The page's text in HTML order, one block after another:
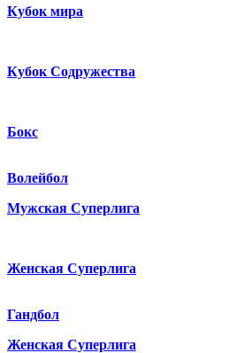
Кубок мира
Кубок Содружества
Бокс
Волейбол
Мужская Суперлига
Женская Суперлига
Гандбол
Женская Суперлига